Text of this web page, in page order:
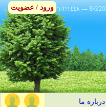
٢١/٢/١٤٤٨ --- 8/6/
درباره ما
ورود / عضویت